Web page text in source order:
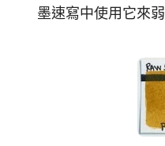
墨速寫中使用它來